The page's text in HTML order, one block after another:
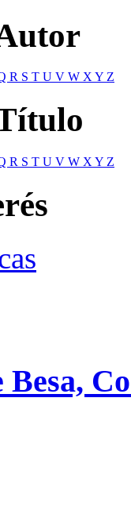
R S T U V W XY Z
R S T U V W X Y Z
Besa,